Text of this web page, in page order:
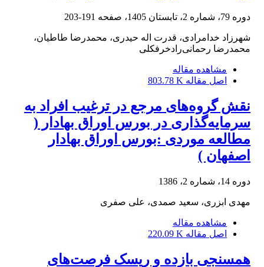
دوره 79، شماره 2، تابستان 1405، صفحه 191-203
شهرزاد خدامرادی، قدرت اله حیدری، محمدرضا طاطیان،
محمدرضا رحمانی‌رادخرفکلی
مشاهده مقاله
اصل مقاله 803.78 K
نقش گروه‌‌‌‌های مرجع در ترغیب افراد به
سرمایه‌گذاری در بورس اوراق بهادار (
مطالعه موردی :بورس اوراق بهادار
اصفهان )
دوره 14، شماره 2، 1386
مهدی ابزری، سعید صمدی، علی صفری
مشاهده مقاله
اصل مقاله 220.09 K
همسنجی بازده و ریسک فرصت‌های